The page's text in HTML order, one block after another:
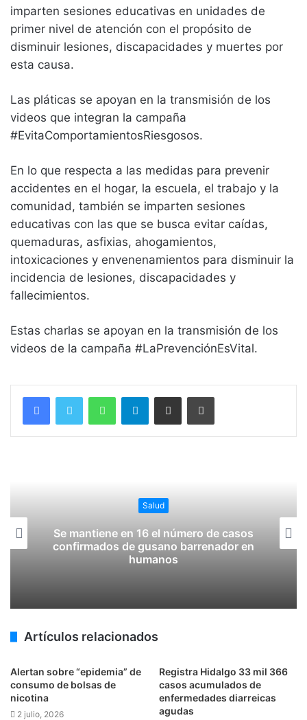
imparten sesiones educativas en unidades de
primer nivel de atención con el propósito de
disminuir lesiones, discapacidades y muertes por
esta causa.
Las pláticas se apoyan en la transmisión de los
videos que integran la campaña
#EvitaComportamientosRiesgosos.
En lo que respecta a las medidas para prevenir
accidentes en el hogar, la escuela, el trabajo y la
comunidad, también se imparten sesiones
educativas con las que se busca evitar caídas,
quemaduras, asfixias, ahogamientos,
intoxicaciones y envenenamientos para disminuir la
incidencia de lesiones, discapacidades y
fallecimientos.
Estas charlas se apoyan en la transmisión de los
videos de la campaña #LaPrevenciónEsVital.
WhatsAppTelegramCompartir vía email Imprimir
Salud
Se mantiene en 16 el número de casos
confirmados de gusano barrenador en
humanos
Artículos relacionados
Alertan sobre “epidemia” de
consumo de bolsas de
nicotina
2 julio, 2026
Registra Hidalgo 33 mil 366
casos acumulados de
enfermedades diarreicas
agudas